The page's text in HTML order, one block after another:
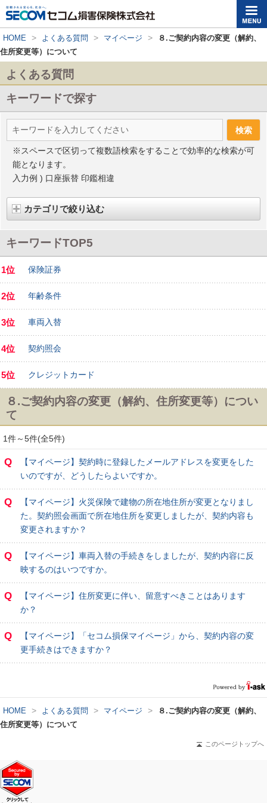
HOME > よくある質問 > マイページ >
８.ご契約内容の変更（解約、
住所変更等）について
よくある質問
キーワードで探す
※スペースで区切って複数語検索をすることで効率的な検索が可
能となります。
入力例 ) 口座振替 印鑑相違
カテゴリで絞り込む
キーワードTOP5
1位 保険証券
2位 年齢条件
3位 車両入替
4位 契約照会
5位 クレジットカード
８.ご契約内容の変更（解約、住所変更等）につい
て
1件～5件(全5件)
Q
【マイページ】契約時に登録したメールアドレスを変更をした
いのですが、どうしたらよいですか。
Q
【マイページ】火災保険で建物の所在地住所が変更となりまし
た。契約照会画面で所在地住所を変更しましたが、契約内容も
変更されますか？
Q
【マイページ】車両入替の手続きをしましたが、契約内容に反
映するのはいつですか。
Q
【マイページ】住所変更に伴い、留意すべきことはあります
か？
Q
【マイページ】「セコム損保マイページ」から、契約内容の変
更手続きはできますか？
HOME > よくある質問 > マイページ >
８.ご契約内容の変更（解約、
住所変更等）について
このページトップへ